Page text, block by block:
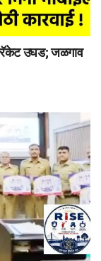
रॅकेट उघड; जळगाव